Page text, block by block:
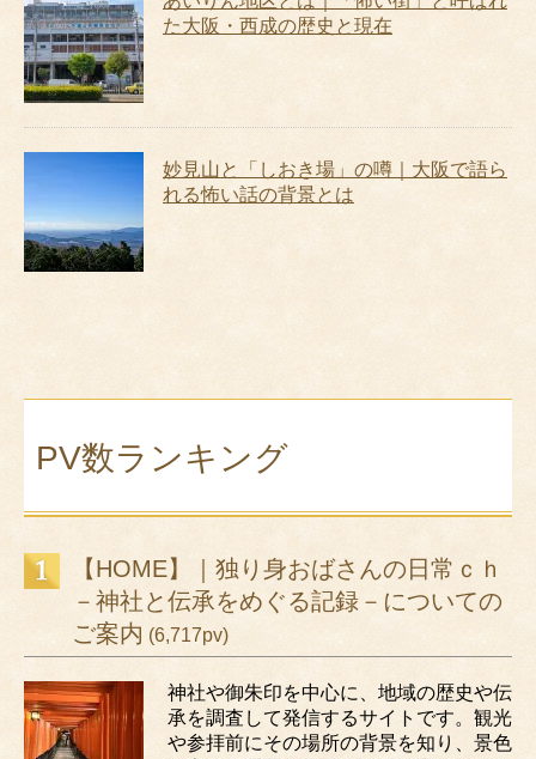
た大阪・西成の歴史と現在
妙見山と「しおき場」の噂｜大阪で語ら
れる怖い話の背景とは
PV数ランキング
【HOME】｜独り身おばさんの日常ｃｈ
－神社と伝承をめぐる記録－についての
ご案内 (6,717pv)
神社や御朱印を中心に、地域の歴史や伝
承を調査して発信するサイトです。観光
や参拝前にその場所の背景を知り、景色